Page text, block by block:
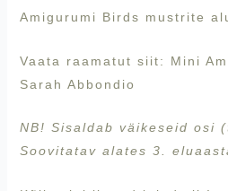
Amigurumi Birds mustrite
Vaata raamatut siit: Mini
Sarah Abbondio
NB! Sisaldab väikeseid osi
Soovitatav alates 3.